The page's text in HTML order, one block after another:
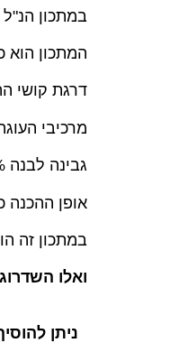
במתכון הנ"ל זמן
המתכון הוא
דרגת קושי
מרכיבי
גבינה לבנה 5-9%, שמנת חמוצה, סוכר לבן, שמן, סוכר וניל, ביצים, קמח תופח, קוקוס לבן טחון
אופן ההכנה כולל
במתכון זה
ואלו
ניתן